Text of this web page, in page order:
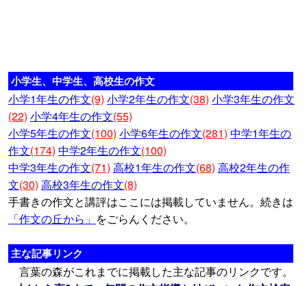
小学生、中学生、高校生の作文
小学1年生の作文(9) 小学2年生の作文(38) 小学3年生の作文
(22) 小学4年生の作文(55)
小学5年生の作文(100) 小学6年生の作文(281) 中学1年生の
作文(174) 中学2年生の作文(100)
中学3年生の作文(71) 高校1年生の作文(68) 高校2年生の作
文(30) 高校3年生の作文(8)
手書きの作文と講評はここには掲載していません。続きは
「作文の丘から」 をごらんください。
主な記事リンク
言葉の森がこれまでに掲載した主な記事のリンクです。